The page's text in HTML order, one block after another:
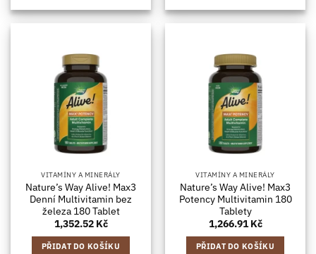
VITAMÍNY A MINERÁLY
Nature’s Way Alive! Max3
Denní Multivitamin bez
železa 180 Tablet
1,352.52 Kč
PŘIDAT DO KOŠÍKU
VITAMÍNY A MINERÁLY
Nature’s Way Alive! Max3
Potency Multivitamin 180
Tablety
1,266.91Kč
PŘIDAT DO KOŠÍKU